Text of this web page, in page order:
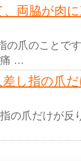
両脇が肉
の爪のことで
痛 …
し指の爪
の爪だけが反